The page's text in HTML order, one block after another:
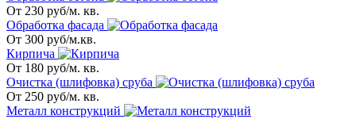
От 230 руб/м. кв.
Обработка фасада
От 300 руб/м.кв.
Кирпича
От 180 руб/м. кв.
Очистка (шлифовка) сруба
От 250 руб/м. кв.
Металл конструкций